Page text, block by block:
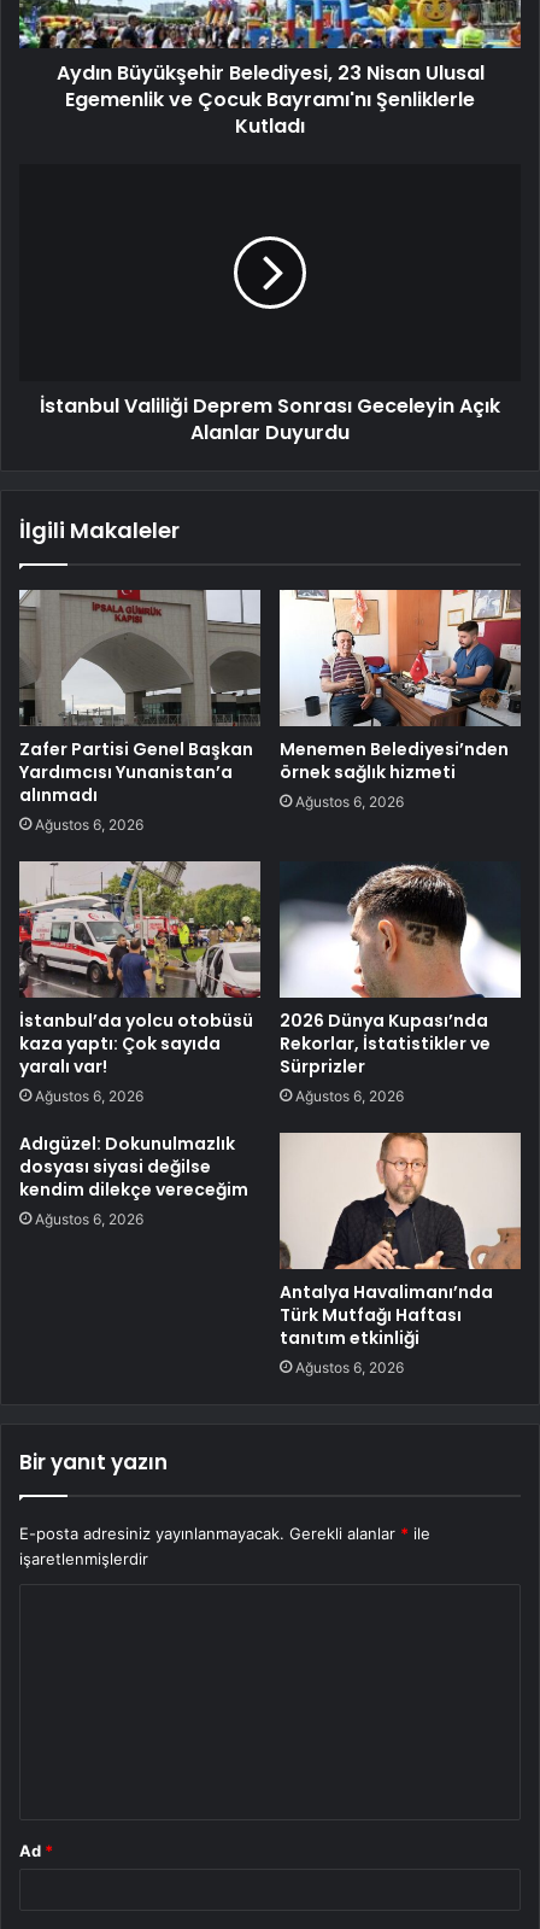
Aydın Büyükşehir Belediyesi, 23 Nisan Ulusal
Egemenlik ve Çocuk Bayramı'nı Şenliklerle
Kutladı
İstanbul Valiliği Deprem Sonrası Geceleyin Açık
Alanlar Duyurdu
İlgili Makaleler
Zafer Partisi Genel Başkan
Yardımcısı Yunanistan’a
alınmadı
Ağustos 6, 2026
Menemen Belediyesi’nden
örnek sağlık hizmeti
Ağustos 6, 2026
İstanbul’da yolcu otobüsü
kaza yaptı: Çok sayıda
yaralı var!
Ağustos 6, 2026
2026 Dünya Kupası’nda
Rekorlar, İstatistikler ve
Sürprizler
Ağustos 6, 2026
Adıgüzel: Dokunulmazlık
dosyası siyasi değilse
kendim dilekçe vereceğim
Ağustos 6, 2026
Antalya Havalimanı’nda
Türk Mutfağı Haftası
tanıtım etkinliği
Ağustos 6, 2026
Bir yanıt yazın
E-posta adresiniz yayınlanmayacak. Gerekli alanlar * ile
işaretlenmişlerdir
Ad *